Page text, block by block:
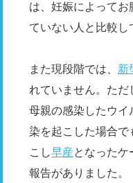
は、妊娠によって
ていない人と比較
また現段階では、 新
れていません。た
母親の感染したウイ
染を起こした場合で
こし早産となった
報告がありました。